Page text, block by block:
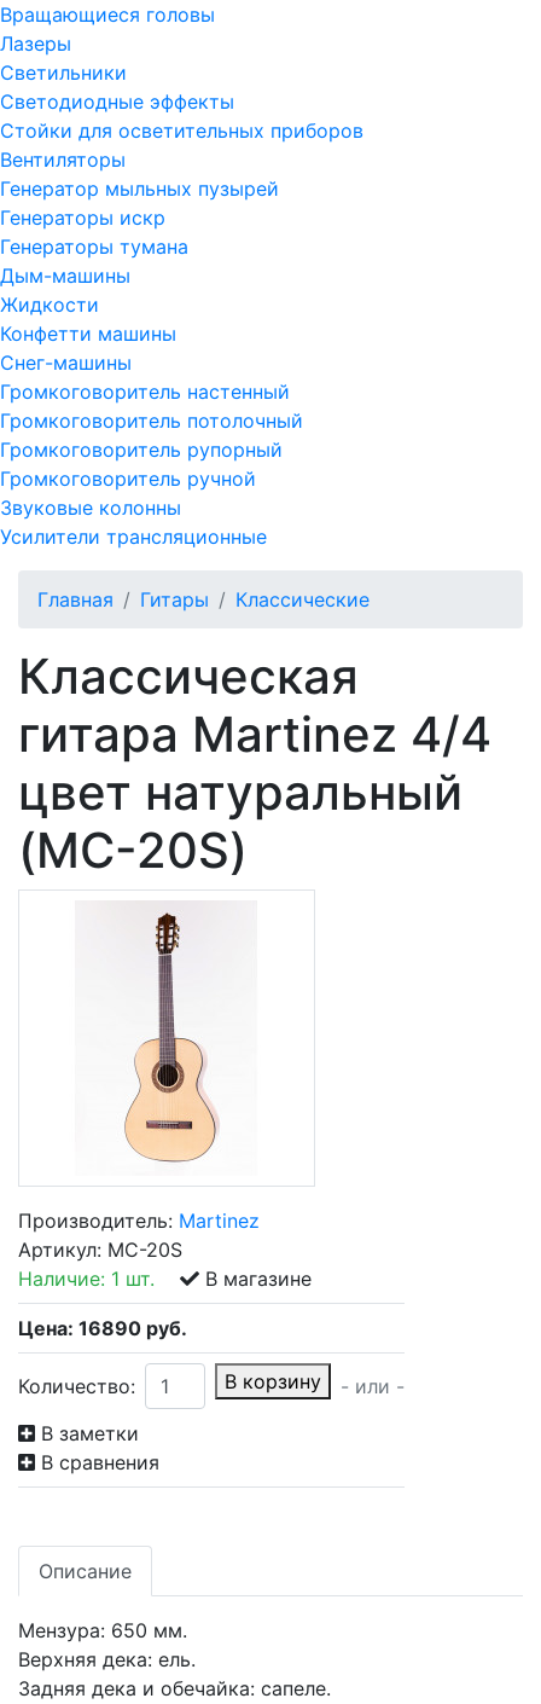
Вращающиеся головы
Лазеры
Светильники
Светодиодные эффекты
Стойки для осветительных приборов
Вентиляторы
Генератор мыльных пузырей
Генераторы искр
Генераторы тумана
Дым-машины
Жидкости
Конфетти машины
Снег-машины
Громкоговоритель настенный
Громкоговоритель потолочный
Громкоговоритель рупорный
Громкоговоритель ручной
Звуковые колонны
Усилители трансляционные
Главная Гитары Классические
Классическая
гитара Martinez 4/4
цвет натуральный
(MC-20S)
Производитель: Martinez
Артикул: MC-20S
Наличие: 1 шт. В магазине
Цена: 16890 руб.
Количество: В корзину
- или -
В заметки
В сравнения
Описание
Мензура: 650 мм.
Верхняя дека: ель.
Задняя дека и обечайка: сапеле.